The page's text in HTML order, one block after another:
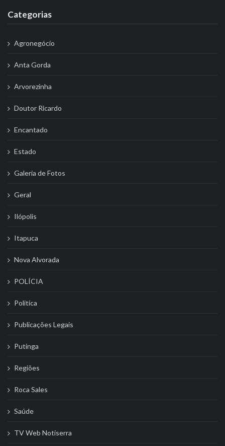
Categorias
Agronegócio
Anta Gorda
Arvorezinha
Doutor Ricardo
Encantado
Estado
Galeria de Fotos
Geral
Ilópolis
Itapuca
Nova Alvorada
POLÍCIA
Politíca
Publicações Legais
Putinga
Regiões
Roca Sales
Saúde
TV Web Notiserra